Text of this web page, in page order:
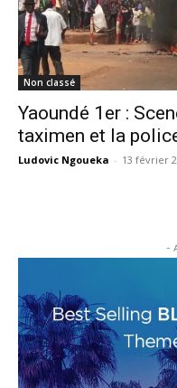
Non classé
Yaoundé 1er :
taximen et la
Ludovic Ngoueka - 13 février
-